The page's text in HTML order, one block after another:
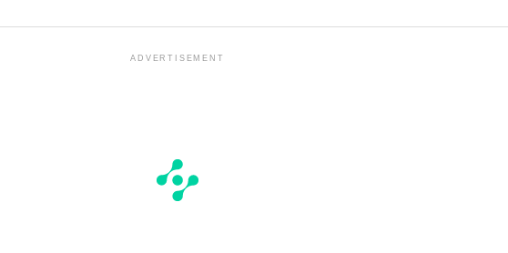
ADVERTISEMENT